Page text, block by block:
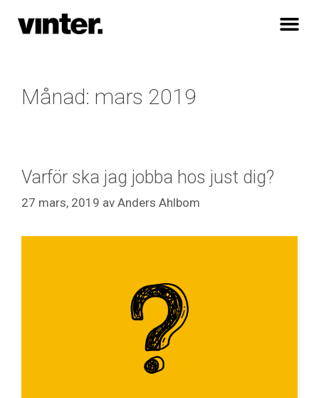
Månad: mars 2019
Varför ska jag jobba hos just dig?
27 mars, 2019 av Anders Ahlbom